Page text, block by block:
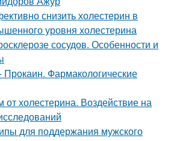
снизить холестерин в
уровня холестерина
сосудов. Особенности и
Прокаин. Фармакологические
от холестерина. Воздействие на
для поддержания мужского